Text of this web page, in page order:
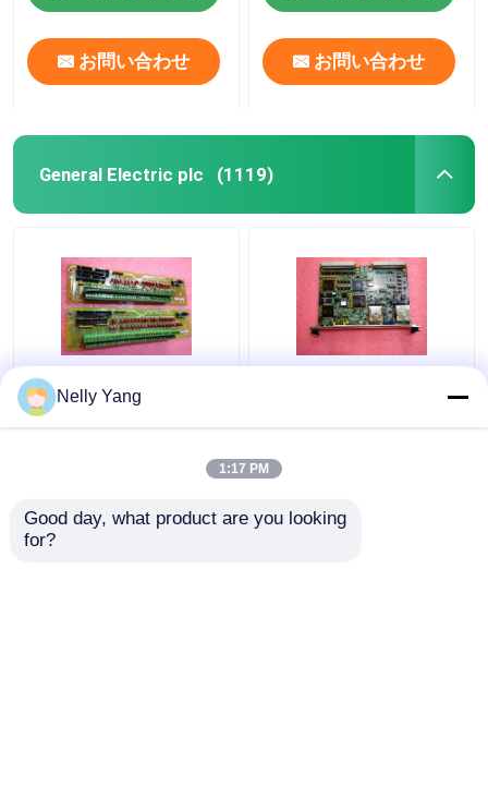
お問い合わせ お問い合わせ
General Electric plc (1119)
DS200SIOBH1A
General Electric PLC
Nelly Yang
1:17 PM
Good day, what product are you looking
for?